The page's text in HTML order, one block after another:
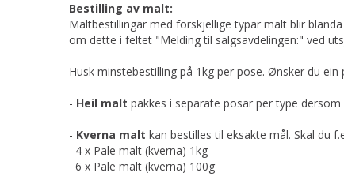
Bestilling av malt:
Maltbestillingar med forskjellige typar malt blir
om dette i feltet "Melding til salgsavdelingen:" ved
Husk minstebestilling på 1kg per pose. Ønsker du
- Heil malt pakkes i separate posar per type
- Kverna malt kan bestilles til eksakte mål. Skal du
4 x Pale malt (kverna) 1kg
6 x Pale malt (kverna) 100g